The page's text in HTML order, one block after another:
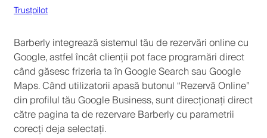
Trustpilot
Barberly integrează sistemul tău de rezervări online cu
Google, astfel încât clienții pot face programări direct
când găsesc frizeria ta în Google Search sau Google
Maps. Când utilizatorii apasă butonul “Rezervă Online”
din profilul tău Google Business, sunt direcționați direct
către pagina ta de rezervare Barberly cu parametrii
corecți deja selectați.